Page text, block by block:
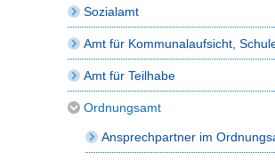
Sozialamt
Amt für Kommunalaufsicht,
Amt für Teilhabe
Ordnungsamt
Ansprechpartner im